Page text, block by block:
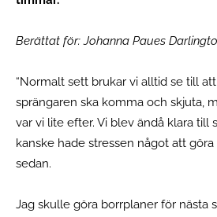
Berättat för: Johanna Paues
“Normalt sett brukar vi alltid se till
sprängaren ska komma och skjuta,
var vi lite efter. Vi blev ändå klara till
kanske hade stressen något att
sedan.
Jag skulle göra borrplaner för nästa